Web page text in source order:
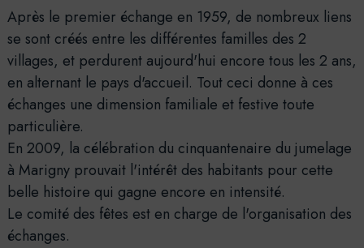
Après le premier échange en 1959, de nombreux liens
se sont créés entre les différentes familles des 2
villages, et perdurent aujourd'hui encore tous les 2 ans,
en alternant le pays d'accueil. Tout ceci donne à ces
échanges une dimension familiale et festive toute
particulière.
En 2009, la célébration du cinquantenaire du jumelage
à Marigny prouvait l'intérêt des habitants pour cette
belle histoire qui gagne encore en intensité.
Le comité des fêtes est en charge de l'organisation des
échanges.